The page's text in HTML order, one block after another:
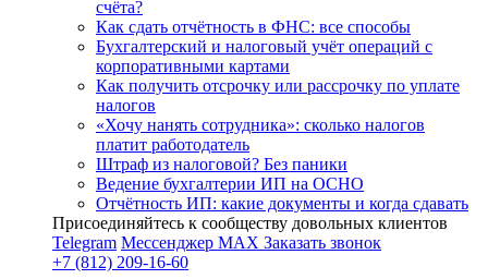
счёта?
Как сдать отчётность в ФНС: все способы
Бухгалтерский и налоговый учёт операций с
корпоративными картами
Как получить отсрочку или рассрочку по уплате
налогов
«Хочу нанять сотрудника»: сколько налогов
платит работодатель
Штраф из налоговой? Без паники
Ведение бухгалтерии ИП на ОСНО
Отчётность ИП: какие документы и когда сдавать
Присоединяйтесь к сообществу довольных клиентов
Telegram Мессенджер MAX Заказать звонок
+7 (812) 209-16-60